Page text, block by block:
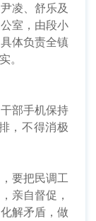
凌、舒乐及
室，由段小
体负责全镇
。
部手机保持
，不得消极
要把民调工
亲自督促，
解矛盾，做